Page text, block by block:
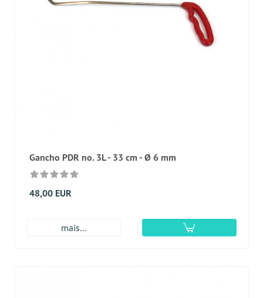
Gancho PDR no. 3L - 33 cm - Ø 6 mm
48,00 EUR
mais...